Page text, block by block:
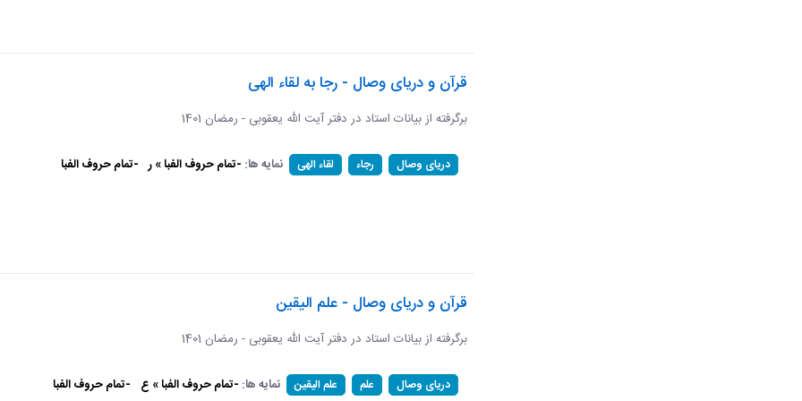
قرآن و دریای وصال - رجا به لقاء الهی
برگرفته از بیانات استاد در دفتر آیت الله یعقوبی - رمضان 1401
دریای وصال رجاء لقاء الهی نمایه ها: -تمام حروف الفبا » ر -تمام حروف الفبا
قرآن و دریای وصال - علم الیقین
برگرفته از بیانات استاد در دفتر آیت الله یعقوبی - رمضان 1401
دریای وصال علم علم الیقین نمایه ها: -تمام حروف الفبا » ع -تمام حروف الفبا